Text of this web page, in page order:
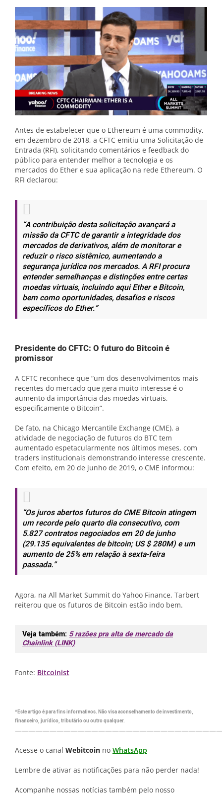
Antes de estabelecer que o Ethereum é uma commodity,
em dezembro de 2018, a CFTC emitiu uma Solicitação de
Entrada (RFI), solicitando comentários e feedback do
público para entender melhor a tecnologia e os
mercados do Ether e sua aplicação na rede Ethereum. O
RFI declarou:
“A contribuição desta solicitação avançará a
missão da CFTC de garantir a integridade dos
mercados de derivativos, além de monitorar e
reduzir o risco sistêmico, aumentando a
segurança jurídica nos mercados. A RFI procura
entender semelhanças e distinções entre certas
moedas virtuais, incluindo aqui Ether e Bitcoin,
bem como oportunidades, desafios e riscos
específicos do Ether.”
Presidente do CFTC: O futuro do Bitcoin é
promissor
A CFTC reconhece que “um dos desenvolvimentos mais
recentes do mercado que gera muito interesse é o
aumento da importância das moedas virtuais,
especificamente o Bitcoin”.
De fato, na Chicago Mercantile Exchange (CME), a
atividade de negociação de futuros do BTC tem
aumentado espetacularmente nos últimos meses, com
traders institucionais demonstrando interesse crescente.
Com efeito, em 20 de junho de 2019, o CME informou:
“Os juros abertos futuros do CME Bitcoin atingem
um recorde pelo quarto dia consecutivo, com
5.827 contratos negociados em 20 de junho
(29.135 equivalentes de bitcoin; US $ 280M) e um
aumento de 25% em relação à sexta-feira
passada.”
Agora, na All Market Summit do Yahoo Finance, Tarbert
reiterou que os futuros de Bitcoin estão indo bem.
Veja também: 5 razões pra alta de mercado da
Chainlink (LINK)
Fonte: Bitcoinist
*Este artigo é para fins informativos. Não visa aconselhamento de investimento,
financeiro, jurídico, tributário ou outro qualquer.
Acesse o canal Webitcoin no WhatsApp
Lembre de ativar as notificações para não perder nada!
Acompanhe nossas notícias também pelo nosso